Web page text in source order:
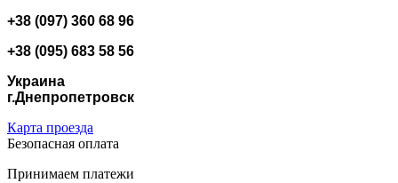
+38 (097) 360 68 96
+38 (095) 683 58 56
Украина
г.Днепропетровск
Карта проезда
Безопасная оплата
Принимаем платежи